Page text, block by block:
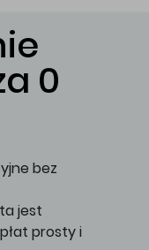
0
bez
jest
prosty i